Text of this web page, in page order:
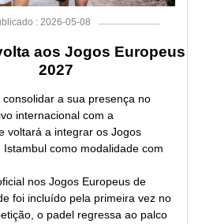
: 2026-05-08
aos Jogos Europeus
2027
a sua presença no
internacional com a
voltará a integrar os Jogos
como modalidade com
nos Jogos Europeus de
foi incluído pela primeira vez no
o padel regressa ao palco